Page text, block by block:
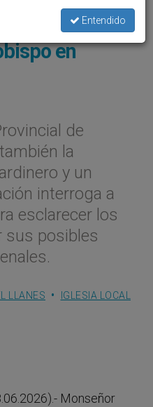
sospechoso
en
de
la
y un
interroga a
esclarecer los
sus posibles
LLANES IGLESIA LOCAL
Monseñor
Entendido